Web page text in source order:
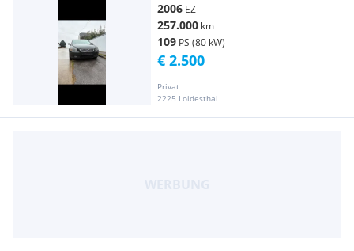
2006 EZ
257.000 km
109 PS (80 kW)
Privat
2225 Loidesthal
€ 2.500